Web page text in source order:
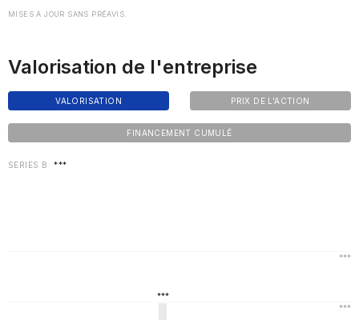
MISES À JOUR SANS PRÉAVIS.
Valorisation de l'entreprise
VALORISATION PRIX DE L'ACTION
FINANCEMENT CUMULÉ
SERIES B ***